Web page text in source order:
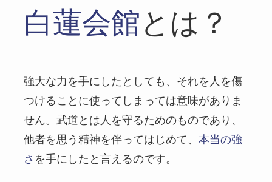
白蓮会館とは？
強大な力を手にしたとしても、それを人を傷
つけることに使ってしまっては意味がありま
せん。武道とは人を守るためのものであり、
他者を思う精神を伴ってはじめて、 本当の強
さ を手にしたと言えるのです。